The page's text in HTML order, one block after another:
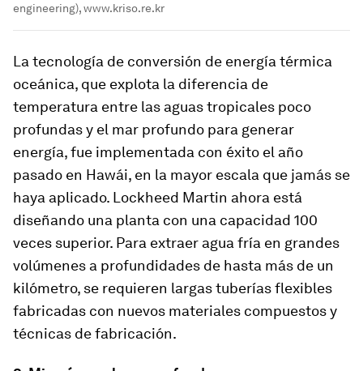
engineering), www.kriso.re.kr
La tecnología de conversión de energía térmica
oceánica, que explota la diferencia de
temperatura entre las aguas tropicales poco
profundas y el mar profundo para generar
energía, fue implementada con éxito el año
pasado en Hawái, en la mayor escala que jamás se
haya aplicado. Lockheed Martin ahora está
diseñando una planta con una capacidad 100
veces superior. Para extraer agua fría en grandes
volúmenes a profundidades de hasta más de un
kilómetro, se requieren largas tuberías flexibles
fabricadas con nuevos materiales compuestos y
técnicas de fabricación.